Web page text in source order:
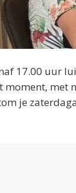
17.00 uur
met
je